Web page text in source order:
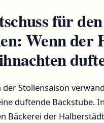
für den
Wenn der
Stollensaison
duftende Backstube.
Bäckerei der